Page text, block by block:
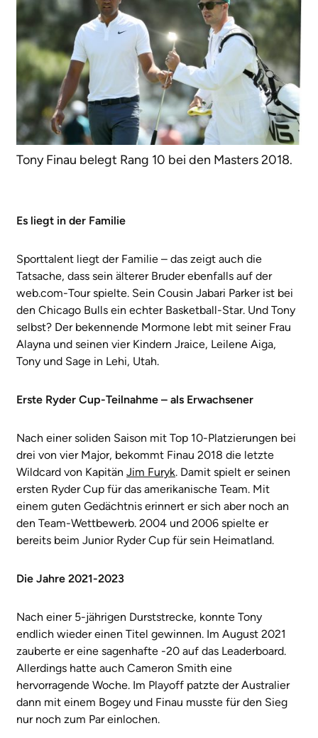
Tony Finau belegt Rang 10 bei den Masters 2018.
Es liegt in der Familie
Sporttalent liegt der Familie – das zeigt auch die
Tatsache, dass sein älterer Bruder ebenfalls auf der
web.com-Tour spielte. Sein Cousin Jabari Parker ist bei
den Chicago Bulls ein echter Basketball-Star. Und Tony
selbst? Der bekennende Mormone lebt mit seiner Frau
Alayna und seinen vier Kindern Jraice, Leilene Aiga,
Tony und Sage in Lehi, Utah.
Erste Ryder Cup-Teilnahme – als Erwachsener
Nach einer soliden Saison mit Top 10-Platzierungen bei
drei von vier Major, bekommt Finau 2018 die letzte
Wildcard von Kapitän Jim Furyk. Damit spielt er seinen
ersten Ryder Cup für das amerikanische Team. Mit
einem guten Gedächtnis erinnert er sich aber noch an
den Team-Wettbewerb. 2004 und 2006 spielte er
bereits beim Junior Ryder Cup für sein Heimatland.
Die Jahre 2021-2023
Nach einer 5-jährigen Durststrecke, konnte Tony
endlich wieder einen Titel gewinnen. Im August 2021
zauberte er eine sagenhafte -20 auf das Leaderboard.
Allerdings hatte auch Cameron Smith eine
hervorragende Woche. Im Playoff patzte der Australier
dann mit einem Bogey und Finau musste für den Sieg
nur noch zum Par einlochen.